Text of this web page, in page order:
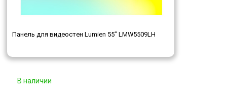
Панель для видеостен Lumien 55" LMW5509LH
В наличии